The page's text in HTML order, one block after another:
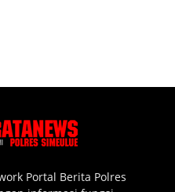
Portal Berita Polres